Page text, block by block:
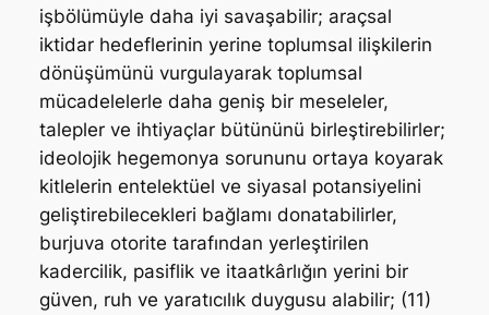
işbölümüyle daha iyi savaşabilir; araçsal
iktidar hedeflerinin yerine toplumsal ilişkilerin
dönüşümünü vurgulayarak toplumsal
mücadelelerle daha geniş bir meseleler,
talepler ve ihtiyaçlar bütününü birleştirebilirler;
ideolojik hegemonya sorununu ortaya koyarak
kitlelerin entelektüel ve siyasal potansiyelini
geliştirebilecekleri bağlamı donatabilirler,
burjuva otorite tarafından yerleştirilen
kadercilik, pasiflik ve itaatkârlığın yerini bir
güven, ruh ve yaratıcılık duygusu alabilir; (11)